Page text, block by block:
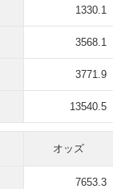
1330.1
3568.1
3771.9
13540.5
オッズ
7653.3